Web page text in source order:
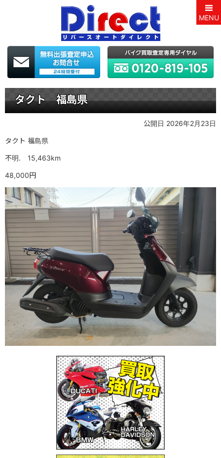
MENU
タクト 福島県
公開日 2026年2月23日
タクト 福島県
不明. 15,463km
48,000円